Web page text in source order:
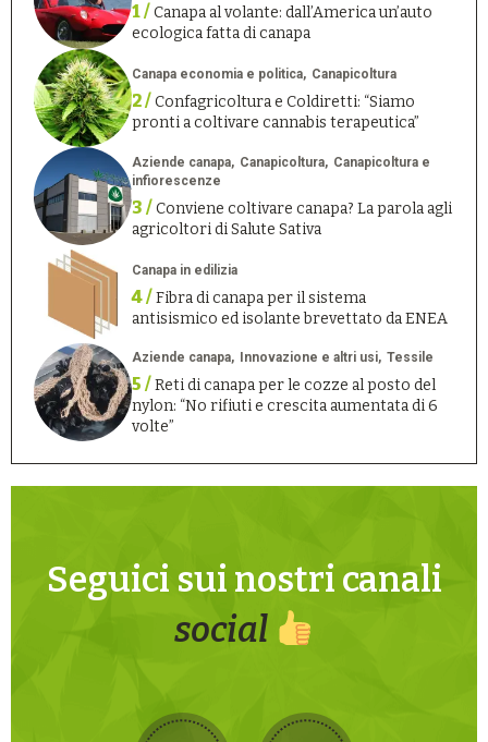
1 /Canapa al volante: dall’America un’auto
ecologica fatta di canapa
Canapa economia e politica Canapicoltura
2 /Confagricoltura e Coldiretti: “Siamo
pronti a coltivare cannabis terapeutica”
Aziende canapa Canapicoltura
Canapicoltura e
infiorescenze
3 /Conviene coltivare canapa? La parola agli
agricoltori di Salute Sativa
Canapa in edilizia
4 /Fibra di canapa per il sistema
antisismico ed isolante brevettato da ENEA
Aziende canapa Innovazione e altri usi Tessile
5 /Reti di canapa per le cozze al posto del
nylon: “No rifiuti e crescita aumentata di 6
volte”
Seguici sui nostri canali
social